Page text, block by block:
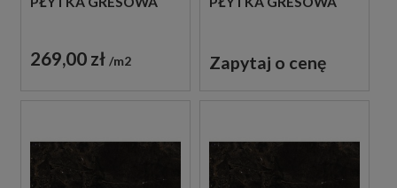
269,00 zł m2 Zapytaj o cenę